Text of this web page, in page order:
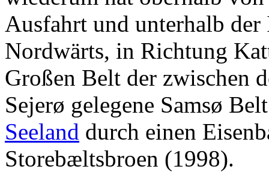
Ausfahrt und unterhalb
Nordwärts, in Richtung
Großen Belt der zwischen
Sejerø gelegene Samsø
Seeland durch einen
Storebæltsbroen (1998).